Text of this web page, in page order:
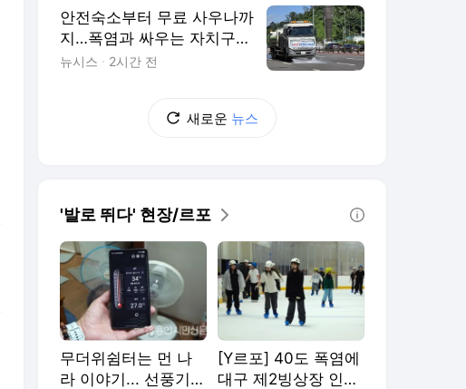
안전숙소부터 무료 사우나까
지…폭염과 싸우는 자치구들
[구청25]
뉴시스 2시간 전
새로운 뉴스
'발로 뛰다' 현장/르포
무더위쉼터는 먼 나
라 이야기... 선풍기로
[Y르포] 40도 폭염에
대구 제2빙상장 인